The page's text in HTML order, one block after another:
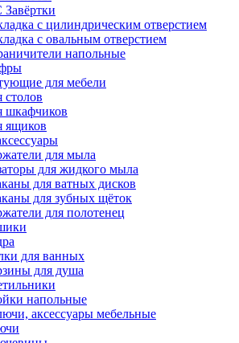
Завёртки
с цилиндрическим отверстием
с овальным отверстием
напольные
для мебели
столов
шкафчиков
ящиков
для мыла
для жидкого мыла
для ватных дисков
для зубных щёток
для полотенец
для ванных
для душа
напольные
аксессуары мебельные